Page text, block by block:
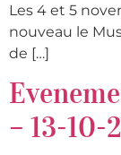
Les 4 et 5
nouveau le
de […]
– 13-10-